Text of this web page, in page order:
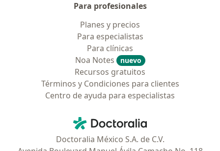
Para profesionales
Planes y precios
Para especialistas
Para clínicas
Noa Notes
nuevo
Recursos gratuitos
Términos y Condiciones para clientes
Centro de ayuda para especialistas
Doctoralia - Página de inicio
Doctoralia México S.A. de C.V.